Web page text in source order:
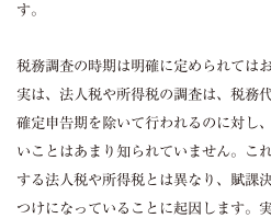
す。
税務調査の時期は明確に定められては
実は、法人税や所得税の調査は、税務
確定申告期を除いて行われるのに対し
いことはあまり知られていません。こ
する法人税や所得税とは異なり、賦課
つけになっていることに起因します。